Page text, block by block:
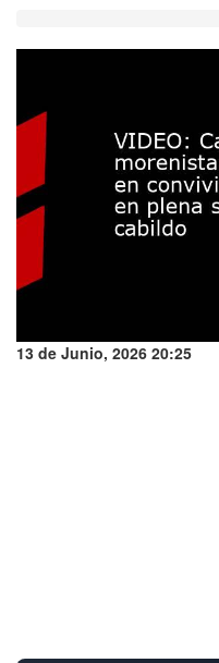
13 de Junio, 2026 20:25